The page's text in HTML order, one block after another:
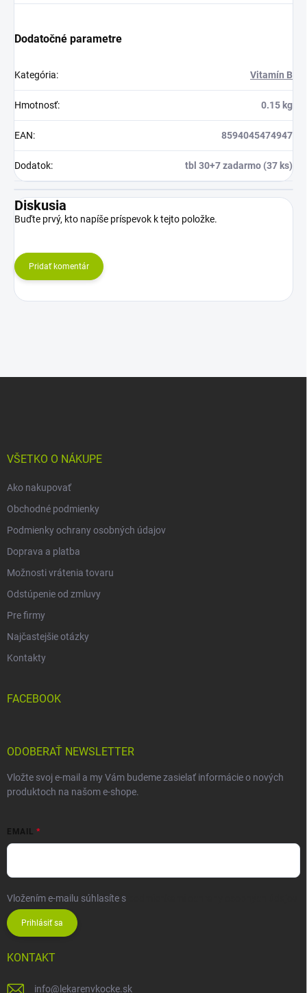
Dodatočné parametre
Kategória: Vitamín B
Hmotnosť: 0.15 kg
EAN: 8594045474947
Dodatok: tbl 30+7 zadarmo (37 ks)
Diskusia
Buďte prvý, kto napíše príspevok k tejto položke.
Pridať komentár
VŠETKO O NÁKUPE
Ako nakupovať
Obchodné podmienky
Podmienky ochrany osobných údajov
Doprava a platba
Možnosti vrátenia tovaru
Odstúpenie od zmluvy
Pre firmy
Najčastejšie otázky
Kontakty
FACEBOOK
ODOBERAŤ NEWSLETTER
Vložte svoj e-mail a my Vám budeme zasielať informácie o nových
produktoch na našom e-shope.
EMAIL
Vložením e-mailu súhlasíte s
Prihlásiť sa
KONTAKT
info@ lekarenvkocke.sk